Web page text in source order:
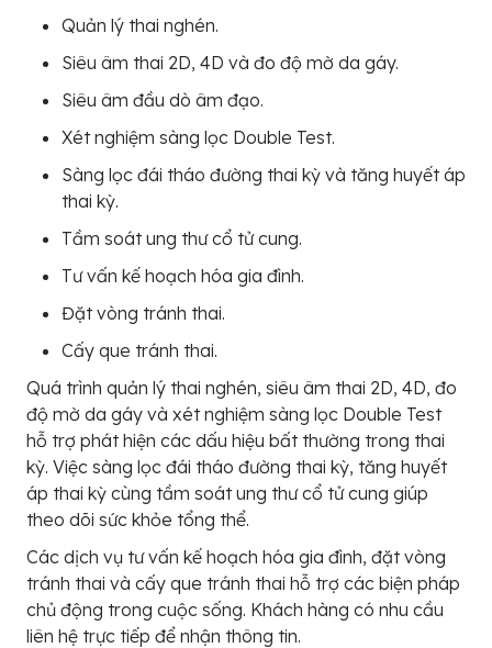
Quản lý thai nghén.
Siêu âm thai 2D, 4D và đo độ mờ da gáy.
Siêu âm đầu dò âm đạo.
Xét nghiệm sàng lọc Double Test.
Sàng lọc đái tháo đường thai kỳ và tăng huyết áp
thai kỳ.
Tầm soát ung thư cổ tử cung.
Tư vấn kế hoạch hóa gia đình.
Đặt vòng tránh thai.
Cấy que tránh thai.
Quá trình quản lý thai nghén, siêu âm thai 2D, 4D, đo
độ mờ da gáy và xét nghiệm sàng lọc Double Test
hỗ trợ phát hiện các dấu hiệu bất thường trong thai
kỳ. Việc sàng lọc đái tháo đường thai kỳ, tăng huyết
áp thai kỳ cùng tầm soát ung thư cổ tử cung giúp
theo dõi sức khỏe tổng thể.
Các dịch vụ tư vấn kế hoạch hóa gia đình, đặt vòng
tránh thai và cấy que tránh thai hỗ trợ các biện pháp
chủ động trong cuộc sống. Khách hàng có nhu cầu
liên hệ trực tiếp để nhận thông tin.